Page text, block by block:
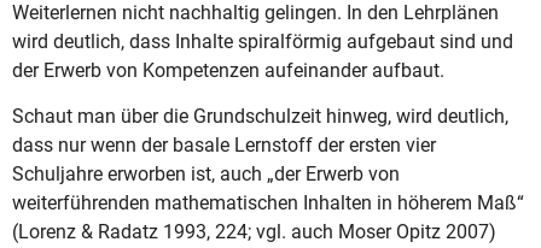
Weiterlernen nicht nachhaltig gelingen. In den Lehrplänen
wird deutlich, dass Inhalte spiralförmig aufgebaut sind und
der Erwerb von Kompetenzen aufeinander aufbaut.
Schaut man über die Grundschulzeit hinweg, wird deutlich,
dass nur wenn der basale Lernstoff der ersten vier
Schuljahre erworben ist, auch „der Erwerb von
weiterführenden mathematischen Inhalten in höherem Maß“
(Lorenz & Radatz 1993, 224; vgl. auch Moser Opitz 2007)